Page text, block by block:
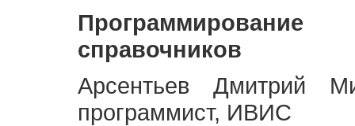
Программирование
справочников
Арсентьев Дмитрий
программист, ИВИС